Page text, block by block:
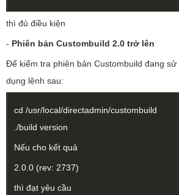
thì đủ điều kiện
- Phiên bản Custombuild 2.0 trở lên
Để kiểm tra phiên bản Custombuild đang
dụng lệnh sau:
cd /usr/local/directadmin/custombuild
./build version
Nếu cho kết quả
2.0.0 (rev: 2737)
thì đạt yêu cầu